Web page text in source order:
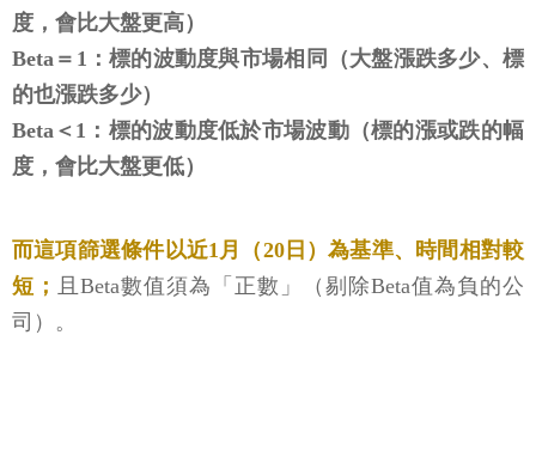
度，會比大盤更高）
Beta＝1：標的波動度與市場相同（大盤漲跌多少、標
的也漲跌多少）
Beta＜1：標的波動度低於市場波動（標的漲或跌的幅
度，會比大盤更低）
而這項篩選條件以近1月（20日）為基準、時間相對較
短；
且Beta數值須為「正數」（剔除Beta值為負的公
司）。